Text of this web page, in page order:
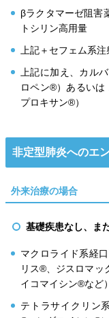
βラクタマーゼ阻害
トシリン高用量
上記＋セフェム系注
上記に加え、カル
ロペン®）あるいは
プロキサン®）
非定型肺炎へのエ
外来治療の場合
基礎疾患なし、ま
マクロライド系経
リス®、ジスロマッ
イコマイシン®など）
テトラサイクリン